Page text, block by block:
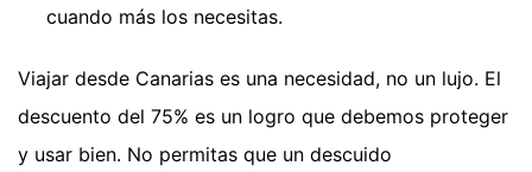
cuando más los necesitas.
Viajar desde Canarias es una necesidad, no un lujo. El
descuento del 75% es un logro que debemos proteger
y usar bien. No permitas que un descuido